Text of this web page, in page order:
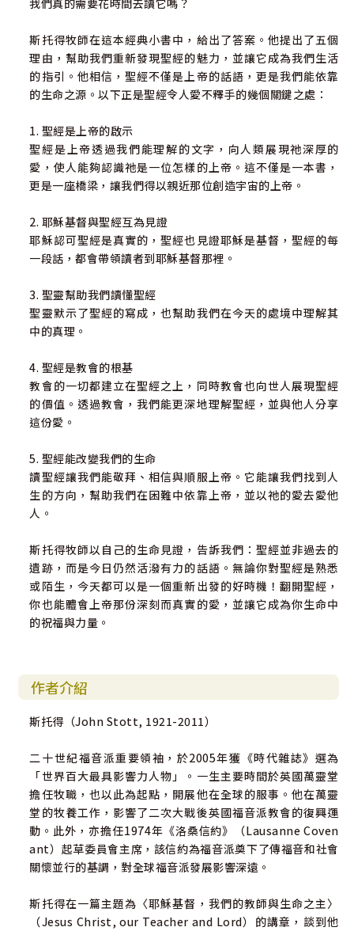
我們真的需要花時間去讀它嗎？
斯托得牧師在這本經典小書中，給出了答案。他提出了五個
理由，幫助我們重新發現聖經的魅力，並讓它成為我們生活
的指引。他相信，聖經不僅是上帝的話語，更是我們能依靠
的生命之源。以下正是聖經令人愛不釋手的幾個關鍵之處：
1. 聖經是上帝的啟示
聖經是上帝透過我們能理解的文字，向人類展現祂深厚的
愛，使人能夠認識祂是一位怎樣的上帝。這不僅是一本書，
更是一座橋梁，讓我們得以親近那位創造宇宙的上帝。
2. 耶穌基督與聖經互為見證
耶穌認可聖經是真實的，聖經也見證耶穌是基督，聖經的每
一段話，都會帶領讀者到耶穌基督那裡。
3. 聖靈幫助我們讀懂聖經
聖靈默示了聖經的寫成，也幫助我們在今天的處境中理解其
中的真理。
4. 聖經是教會的根基
教會的一切都建立在聖經之上，同時教會也向世人展現聖經
的價值。透過教會，我們能更深地理解聖經，並與他人分享
這份愛。
5. 聖經能改變我們的生命
讀聖經讓我們能敬拜、相信與順服上帝。它能讓我們找到人
生的方向，幫助我們在困難中依靠上帝，並以祂的愛去愛他
人。
斯托得牧師以自己的生命見證，告訴我們：聖經並非過去的
遺跡，而是今日仍然活潑有力的話語。無論你對聖經是熟悉
或陌生，今天都可以是一個重新出發的好時機！翻開聖經，
你也能體會上帝那份深刻而真實的愛，並讓它成為你生命中
的祝福與力量。
作者介紹
斯托得（John Stott, 1921-2011）
二十世紀福音派重要領袖，於2005年獲《時代雜誌》選為
「世界百大最具影響力人物」。一生主要時間於英國萬靈堂
擔任牧職，也以此為起點，開展他在全球的服事。他在萬靈
堂的牧養工作，影響了二次大戰後英國福音派教會的復興運
動。此外，亦擔任1974年《洛桑信約》（Lausanne Coven
ant）起草委員會主席，該信約為福音派奠下了傳福音和社會
關懷並行的基調，對全球福音派發展影響深遠。
斯托得在一篇主題為〈耶穌基督，我們的教師與生命之主〉
（Jesus Christ, our Teacher and Lord）的講章，談到他